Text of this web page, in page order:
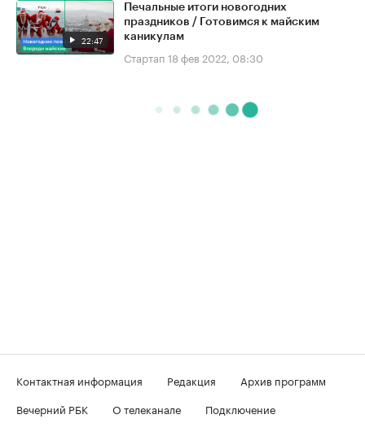
22:47
Печальные итоги новогодних
праздников / Готовимся к майским
каникулам
Стартап 18 фев 2022, 08:30
Контактная информация Редакция
Архив программ
Вечерний РБК
О телеканале
Подключение